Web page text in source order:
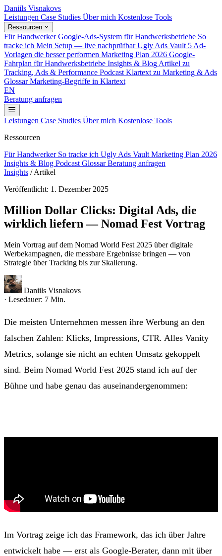
Daniils Visnakovs
Leistungen Case Studies Über mich Kostenlose Tools
Ressourcen
Für Handwerker Google-Ads-System für Handwerksbetriebe So
tracke ich Mein Setup — live nachprüfbar Ugly Ads Vault 5 Ad-
Vorlagen die besser performen Marketing Plan 2026 Google-
Fahrplan für Handwerksbetriebe Insights & Blog Artikel zu
Tracking, Ads & Performance Podcast Klartext zu Marketing & Ads
Glossar Marketing-Begriffe in Klartext
EN
Beratung anfragen
Leistungen Case Studies Über mich Kostenlose Tools
Ressourcen
Für Handwerker So tracke ich Ugly Ads Vault Marketing Plan 2026
Insights & Blog Podcast GlossarBeratung anfragen
Insights / Artikel
Veröffentlicht: 1. Dezember 2025
Million Dollar Clicks: Digital Ads, die
wirklich liefern — Nomad Fest Vortrag
Mein Vortrag auf dem Nomad World Fest 2025 über digitale
Werbekampagnen, die messbare Ergebnisse bringen — von
Strategie über Tracking bis zur Skalierung.
Daniils Visnakovs
· Lesedauer: 7 Min.
Die meisten Unternehmen messen ihre Werbung an den
falschen Zahlen: Klicks, Impressions, CTR. Alles Vanity
Metrics, solange sie nicht an echten Umsatz gekoppelt
sind. Beim Nomad World Fest 2025 stand ich auf der
Bühne und habe genau das auseinandergenommen:
Im Vortrag zeige ich das Framework, das ich über Jahre
entwickelt habe — erst als Google-Berater, dann mit über